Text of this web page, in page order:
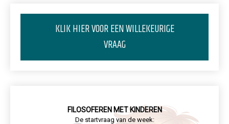
KLIK HIER VOOR EEN WILLEKEURIGE
VRAAG
FILOSOFEREN MET KINDEREN
De startvraag van de week: